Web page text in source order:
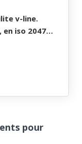
v-line.
iso 20471
pour